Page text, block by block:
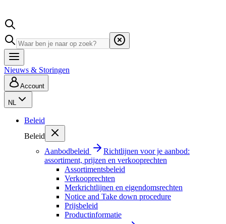
Nieuws & Storingen
Account
NL
Beleid
Beleid
Aanbodbeleid
Richtlijnen voor je aanbod:
assortiment, prijzen en verkooprechten
Assortimentsbeleid
Verkooprechten
Merkrichtlijnen en eigendomsrechten
Notice and Take down procedure
Prijsbeleid
Productinformatie